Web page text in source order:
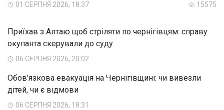
01 СЕРПНЯ 2026, 18:37 15575
Приїхав з Алтаю щоб стріляти по чернігівцям: справу
окупанта скерували до суду
06 СЕРПНЯ 2026, 20:02
Обов'язкова евакуація на Чернігівщині: чи вивезли
дітей, чи є відмови
06 СЕРПНЯ 2026, 18:31